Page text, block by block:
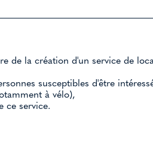
de la création d'un service de
susceptibles d'être
à vélo),
ce service.